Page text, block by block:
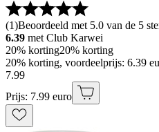
(1)Beoordeeld met 5.0 van de 5
6.39 met Club Karwei
20% korting20% korting
20% korting, voordeelprijs: 6.39
7.99
Prijs: 7.99 euro